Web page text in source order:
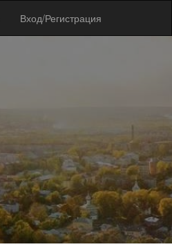
Вход/Регистрация